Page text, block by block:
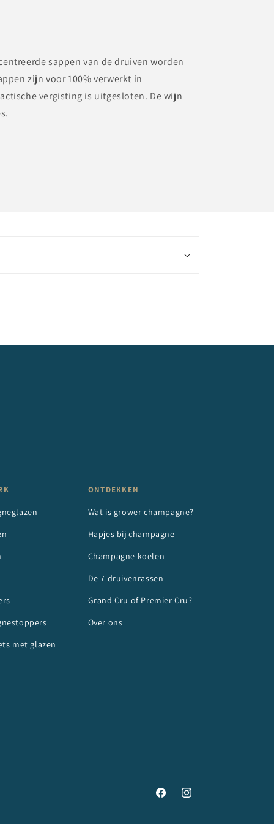
sappen van de druiven worden
zijn voor 100% verwerkt in
vergisting is uitgesloten. De wijn
met glazen
ONTDEKKEN
Wat is grower champagne?
Hapjes bij champagne
Champagne koelen
De 7 druivenrassen
Grand Cru of Premier Cru?
Over ons
FacebookInstagram